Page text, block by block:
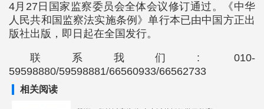
4月27日国家监察委员会全体会议修订通过。《中华
人民共和国监察法实施条例》单行本已由中国方正出
版社出版，即日起在全国发行。
联系我们: 010-
59598880/59598881/66560933/66562733
相关阅读